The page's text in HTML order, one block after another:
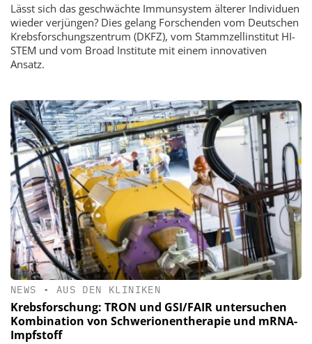
Lässt sich das geschwächte Immunsystem älterer Individuen
wieder verjüngen? Dies gelang Forschenden vom Deutschen
Krebsforschungszentrum (DKFZ), vom Stammzellinstitut HI-
STEM und vom Broad Institute mit einem innovativen
Ansatz.
NEWS • AUS DEN KLINIKEN
Krebsforschung: TRON und GSI/FAIR untersuchen
Kombination von Schwerionentherapie und mRNA-
Impfstoff